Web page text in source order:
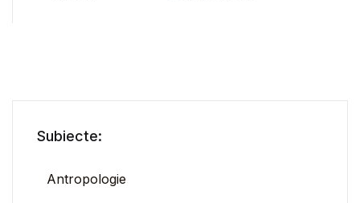
Subiecte:
Antropologie